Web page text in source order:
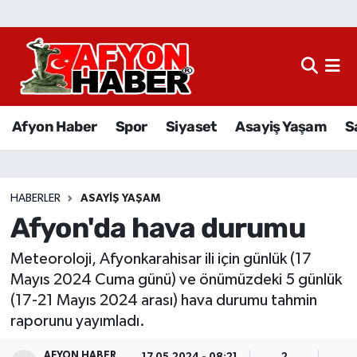
Afyon Haber Spor Siyaset Asayiş Yaşam
HABERLER ASAYIŞ YAŞAM
Afyon'da hava durumu
Meteoroloji, Afyonkarahisar ili için günlük (17
Mayıs 2024 Cuma günü) ve önümüzdeki 5 günlük
(17-21 Mayıs 2024 arası) hava durumu tahmin
raporunu yayımladı.
Afyon Haber
Sağlık
Eğitim
Sivil Toplum